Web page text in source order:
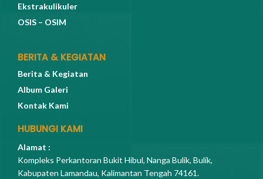
Ekstrakulikuler
OSIS – OSIM
BERITA & KEGIATAN
Berita & Kegiatan
Album Galeri
Kontak Kami
HUBUNGI KAMI
Alamat :
Kompleks Perkantoran Bukit Hibul, Nanga Bulik, Bulik,
Kabupaten Lamandau, Kalimantan Tengah 74161.